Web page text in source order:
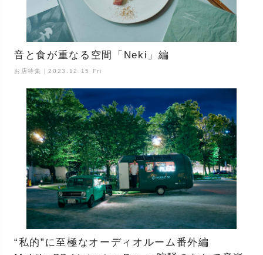
音と食が重なる空間「Neki」編
お店特集｜2023.12.15 Fri
“私的”に至極なオーディオルーム番外編